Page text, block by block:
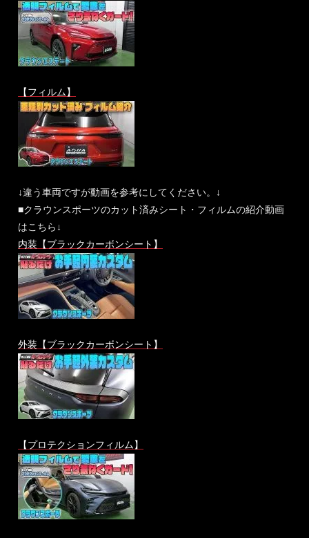
【フィルム】
↓違う車両ですが動画を参考にしてください。↓
■クラウンスポーツのカット済みシート・フィルムの紹介動画
はこちら↓
内装【ブラックカーボンシート】
外装【ブラックカーボンシート】
【プロテクションフィルム】